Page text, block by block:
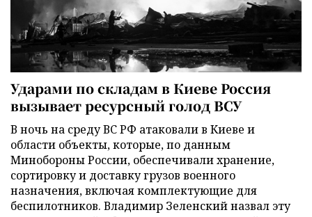
Ударами по складам в Киеве Россия
вызывает ресурсный голод ВСУ
В ночь на среду ВС РФ атаковали в Киеве и
области объекты, которые, по данным
Минобороны России, обеспечивали хранение,
сортировку и доставку грузов военного
назначения, включая комплектующие для
беспилотников. Владимир Зеленский назвал эту